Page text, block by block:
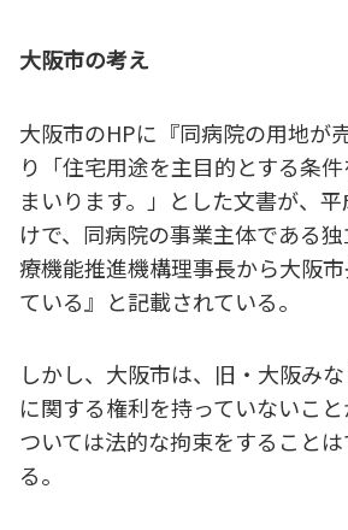
大阪市の考え
大阪市のHPに『同病院の用地が
り「住宅用途を主目的とする条
まいります。」とした文書が、
けで、同病院の事業主体である
療機能推進機構理事長から大阪
ている』と記載されている。
しかし、大阪市は、旧・大阪み
に関する権利を持っていないこ
ついては法的な拘束をすること
る。